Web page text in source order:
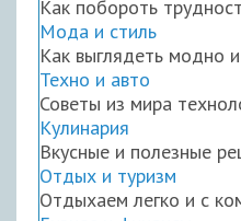
Как побороть
Мода и стиль
Как выглядеть модно
Техно и авто
Советы из мира
Кулинария
Вкусные и полезные
Отдых и туризм
Отдыхаем легко и с